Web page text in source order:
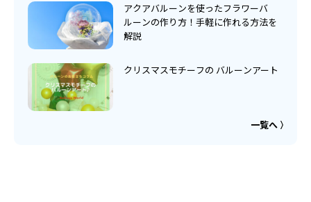
アクアバルーンを使ったフラワーバ
ルーンの作り方！手軽に作れる方法を
解説
クリスマスモチーフの バルーンアート
一覧へ